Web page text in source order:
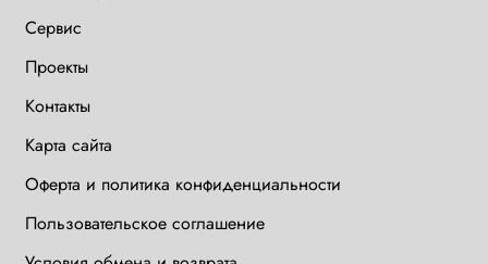
Сервис
Проекты
Контакты
Карта сайта
Оферта и политика конфиденциальности
Пользовательское соглашение